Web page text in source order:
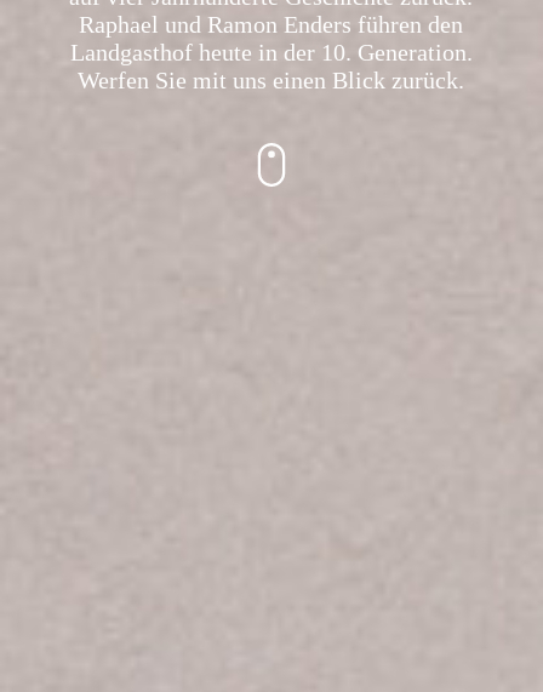
Raphael und Ramon Enders führen den
Landgasthof heute in der 10. Generation.
Werfen Sie mit uns einen Blick zurück.